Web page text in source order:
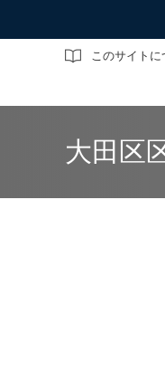
このサイトに
サイト内検索
大田区